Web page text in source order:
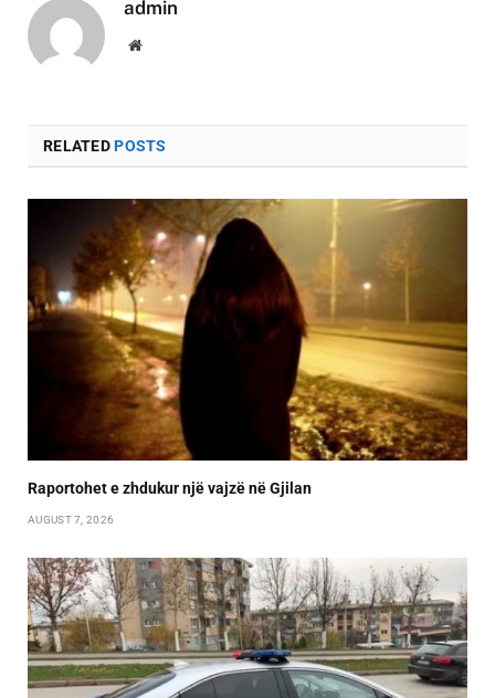
admin
Website
RELATEDPOSTS
Raportohet e zhdukur një vajzë në Gjilan
AUGUST 7, 2026